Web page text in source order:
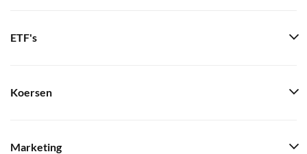
ETF's
Koersen
Marketing